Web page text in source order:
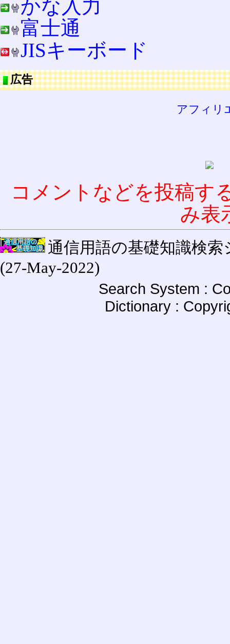
かな入力
富士通
JISキーボード
広告
アフィリ
コメントなどを投稿す
み表
通信用語の基礎知識検索
(27-May-2022)
Search System :
Dictionary :